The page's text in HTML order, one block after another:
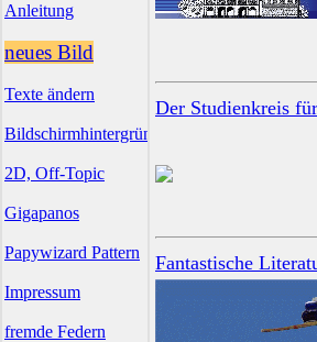
Anleitung
neues Bild
Texte ändern
Bildschirmhintergründe
2D, Off-Topic
Gigapanos
Papywizard Pattern
Impressum
fremde Federn
Der Studienkreis
Fantastische